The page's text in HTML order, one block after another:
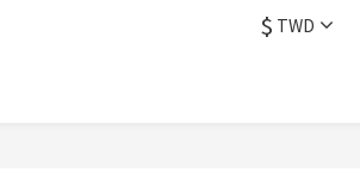
$ TWD